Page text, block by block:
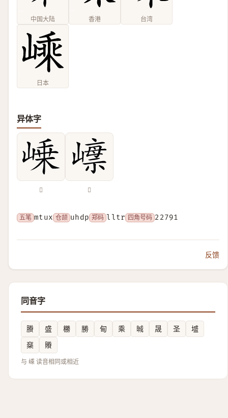
中国大陆 香港 台湾
日本
异体字
𡹴 𡼺
五笔 mtux 仓颉 uhdp 郑码 lltr 四角号码 22791
反馈
同音字
賸 盛 橳 勝 甸 乘 晠 晟 圣
墭
椉
䞉
与 嵊 读音相同或相近